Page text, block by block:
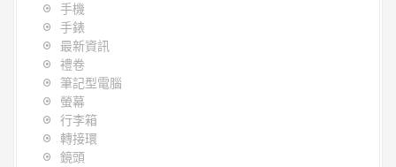
手機
手錶
最新資訊
禮卷
筆記型電腦
螢幕
行李箱
轉接環
鏡頭